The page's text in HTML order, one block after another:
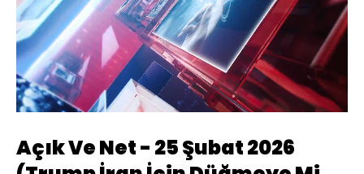
Sesi
Aç
auto
Yüklendi:
0%
Oynatma
Hızı
Açık Ve Net - 25 Şubat 2026